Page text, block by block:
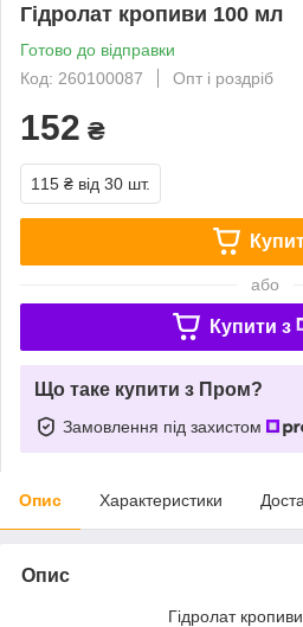
Гідролат кропиви 100 мл
Готово до відправки
Код: 260100087
Опт і роздріб
152 ₴
115 ₴ від 30 шт.
або
Купити з
Що таке купити з Пром?
Замовлення під захистом
Опис Характеристики
Опис
Гідролат